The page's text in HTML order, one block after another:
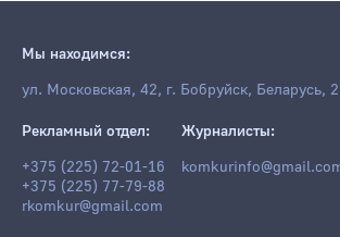
Мы находимся:
ул. Московская, 42, г. Бобруйск, Беларусь,
Рекламный отдел:
+375 (225) 72-01-16
+375 (225) 77-79-88
rkomkur@gmail.com
Журналисты: